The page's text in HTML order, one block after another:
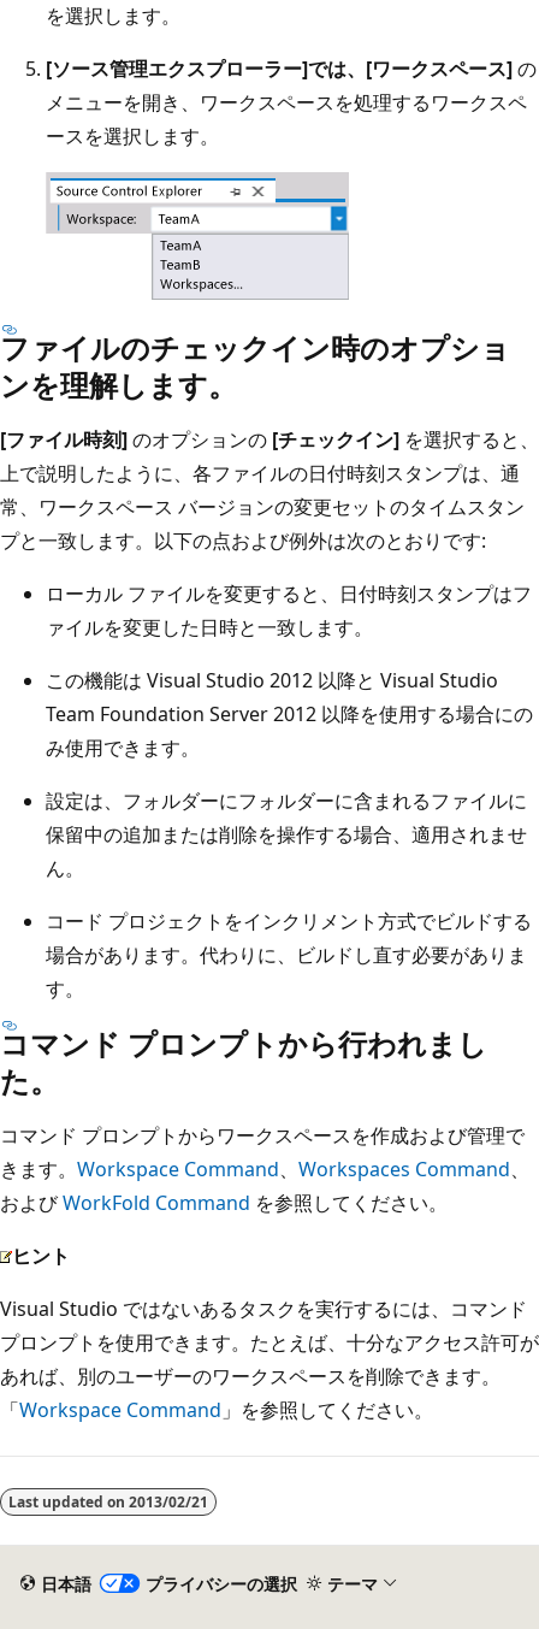
を選択します。
[ソース管理エクスプローラー]では、 [ワークスペース]の
メニューを開き、ワークスペースを処理するワークスペ
ースを選択します。
ファイルのチェックイン時のオプショ
ンを理解します。
[ファイル時刻]のオプションの [チェックイン] を選択すると、
上で説明したように、各ファイルの日付時刻スタンプは、通
常、ワークスペース バージョンの変更セットのタイムスタン
プと一致します。以下の点および例外は次のとおりです:
ローカル ファイルを変更すると、日付時刻スタンプはフ
ァイルを変更した日時と一致します。
この機能は Visual Studio 2012 以降と Visual Studio
Team Foundation Server 2012 以降を使用する場合にの
み使用できます。
設定は、フォルダーにフォルダーに含まれるファイルに
保留中の追加または削除を操作する場合、適用されませ
ん。
コード プロジェクトをインクリメント方式でビルドする
場合があります。代わりに、ビルドし直す必要がありま
す。
コマンド プロンプトから行われまし
た。
コマンド プロンプトからワークスペースを作成および管理で
きます。 Workspace Command、 Workspaces Command、
およびWorkFold Command を参照してください。
ヒント
Visual Studio ではないあるタスクを実行するには、コマンド
プロンプトを使用できます。たとえば、十分なアクセス許可が
あれば、別のユーザーのワークスペースを削除できます。
「Workspace Command 」を参照してください。
Last updated on 2013/02/21
日本語 プライバシーの選択 テーマ